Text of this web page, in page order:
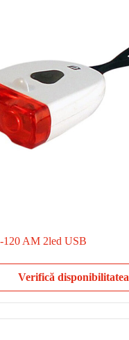
AM 2led USB
Verifică disponibilitatea